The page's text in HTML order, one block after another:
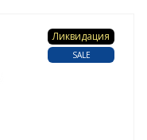
Ликвидация
SALE